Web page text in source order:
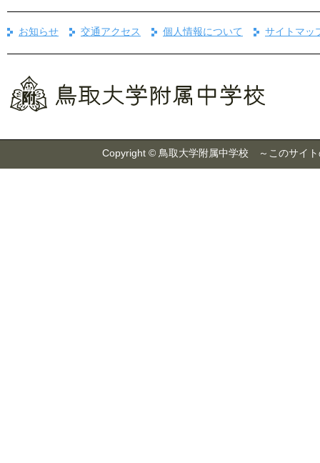
お知らせ 交通アクセス 個人情報について サイトマッ
Copyright © 鳥取大学附属中学校 ～このサイト